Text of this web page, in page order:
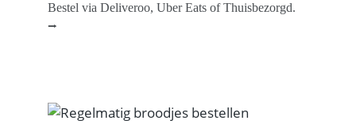
Bestel via Deliveroo, Uber Eats of Thuisbezorgd.
⭢